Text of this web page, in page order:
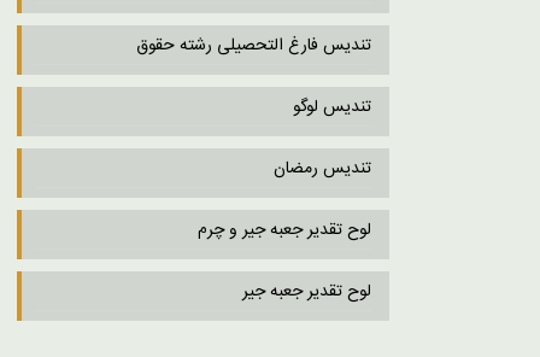
تندیس فارغ التحصیلی رشته حقوق
تندیس لوگو
تندیس رمضان
لوح تقدیر جعبه جیر و چرم
لوح تقدیر جعبه جیر